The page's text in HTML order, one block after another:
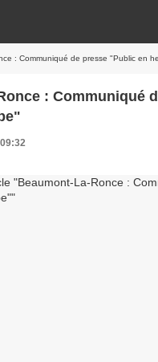
: Communiqué de presse "Public en
: Communiqué